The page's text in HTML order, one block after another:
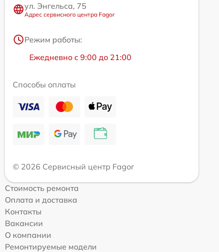
ул. Энгельса, 75
Адрес сервисного центра Fagor
Режим работы:
Ежедневно с 9:00 до 21:00
Способы оплаты
© 2026 Сервисный центр Fagor
Стоимость ремонта
Оплата и доставка
Контакты
Вакансии
О компании
Ремонтируемые модели